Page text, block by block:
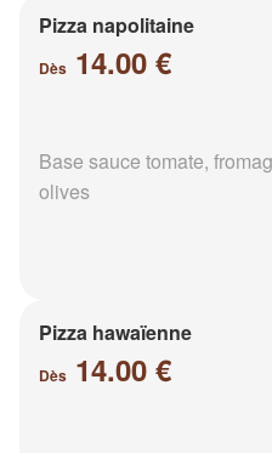
Pizza napolitaine
Dès 14.00 €
Base sauce tomate,
olives
Pizza hawaïenne
Dès 14.00 €